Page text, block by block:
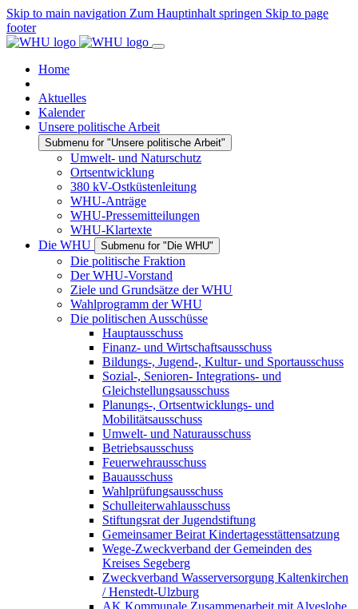
Skip to main navigation Zum Hauptinhalt springen Skip to page
footer
Home
Aktuelles
Kalender
Unsere politische Arbeit
Submenu for "Unsere politische Arbeit"
Umwelt- und Naturschutz
Ortsentwicklung
380 kV-Ostküstenleitung
WHU-Anträge
WHU-Pressemitteilungen
WHU-Klartexte
Die WHU
Submenu for "Die WHU"
Die politische Fraktion
Der WHU-Vorstand
Ziele und Grundsätze der WHU
Wahlprogramm der WHU
Die politischen Ausschüsse
Hauptausschuss
Finanz- und Wirtschaftsausschuss
Bildungs-, Jugend-, Kultur- und Sportausschuss
Sozial-, Senioren- Integrations- und
Gleichstellungsausschuss
Planungs-, Ortsentwicklungs- und
Mobilitätsausschuss
Umwelt- und Naturausschuss
Betriebsausschuss
Feuerwehrausschuss
Bauausschuss
Wahlprüfungsausschuss
Schulleiterwahlausschuss
Stiftungsrat der Jugendstiftung
Gemeinsamer Beirat Kindertagesstättensatzung
Wege-Zweckverband der Gemeinden des
Kreises Segeberg
Zweckverband Wasserversorgung Kaltenkirchen
/ Henstedt-Ulzburg
AK Kommunale Zusammenarbeit mit Alveslohe